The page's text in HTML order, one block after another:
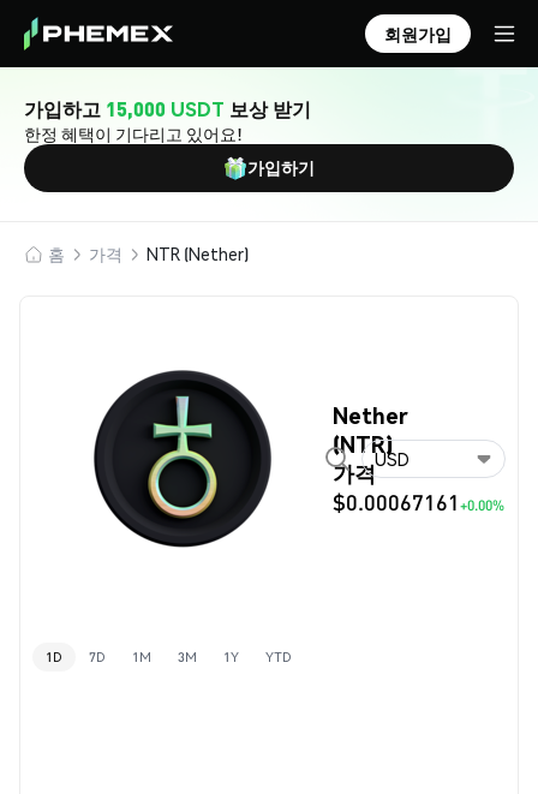
회원가입
가입하고 15,000 USDT 보상 받기
한정 혜택이 기다리고 있어요!
가입하기
홈 가격 NTR (Nether)
Nether
(NTR)
가격
$0.00067161 +0.00%
USD
1D 7D 1M 3M 1Y YTD